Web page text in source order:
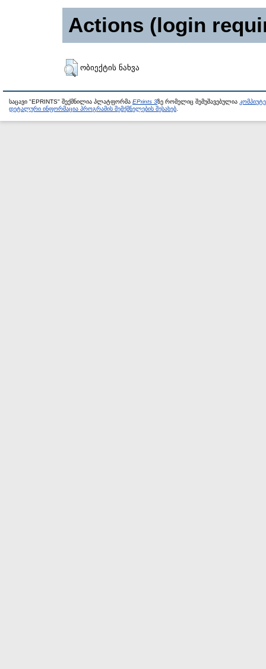
Actions (login
ობიექტის ნახვა
საცავი "EPRINTS" შექმნილია პლატფორმა EPrints 3ზე რომელიც შემუშავებულია
დეტალური ინფორმაცია პროგრამის შემქმნელების შესახებ.